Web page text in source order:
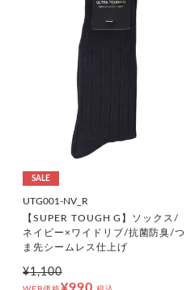
SALE
UTG001-NV_R
【SUPER TOUGH G】ソックス/
ネイビー×ワイドリブ/抗菌防臭/つ
ま先シームレス仕上げ
¥1,100